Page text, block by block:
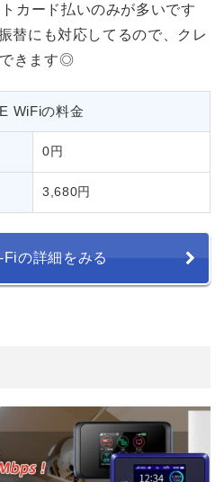
カード払いのみが多いです
替にも対応してるので、クレ
できます◎
WiFiの料金
0円
3,680円
の詳細をみる